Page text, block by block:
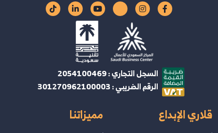
السجل التجاري : 2054100469
الرقم الضريبي : 301270962100003
قلاري الإبداع مميزاتنا